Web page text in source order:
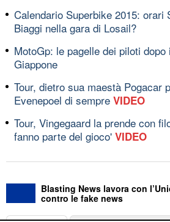
Calendario Superbike 2015: orari
Biaggi nella gara di Losail?
MotoGp: le pagelle dei piloti
Giappone
Tour, dietro sua maestà Pogacar
Evenepoel di sempre VIDEO
Tour, Vingegaard la prende con
fanno parte del gioco' VIDEO
Blasting News lavora con
contro le fake news